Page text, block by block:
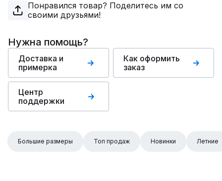
Понравился товар? Поделитесь им со
своими друзьями!
Нужна помощь?
Доставка и
примерка
Как оформить
заказ
Центр
поддержки
Большие размеры Топ продаж Новинки Летние